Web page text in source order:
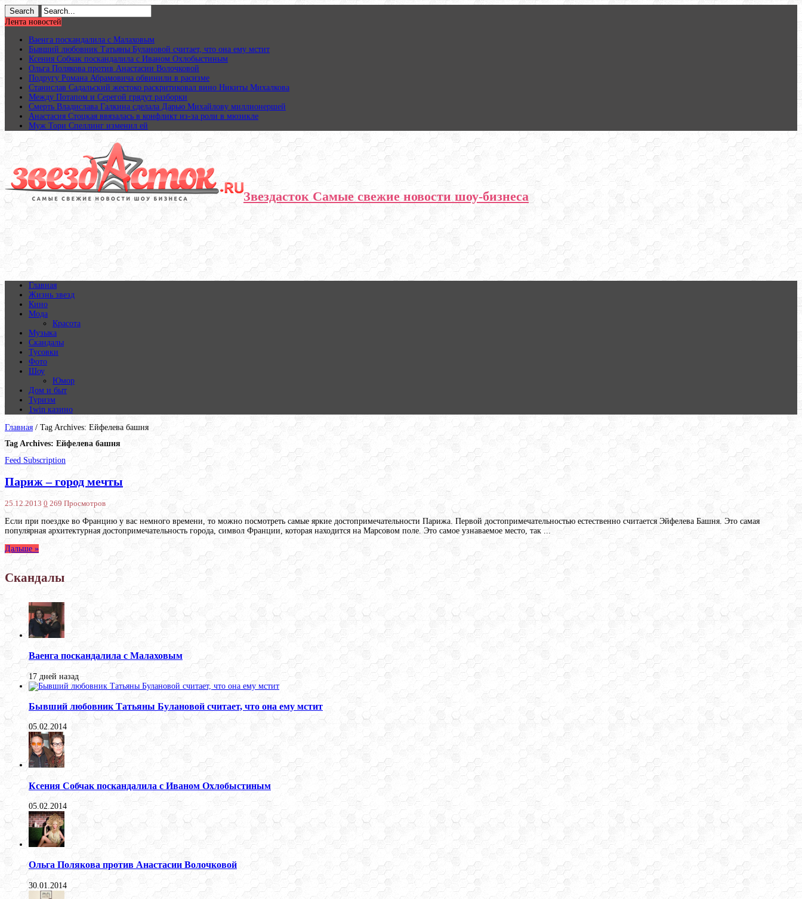
Лента новостей
Ваенга поскандалила с Малаховым
Бывший любовник Татьяны Булановой считает, что она ему мстит
Ксения Собчак поскандалила с Иваном Охлобыстиным
Ольга Полякова против Анастасии Волочковой
Подругу Романа Абрамовича обвинили в расизме
Станислав Садальский жестоко раскритиковал вино Никиты Михалкова
Между Потапом и Серегой грядут разборки
Смерть Владислава Галкина сделала Дарью Михайлову миллионершей
Анастасия Стоцкая ввязалась в конфликт из-за роли в мюзикле
Муж Тори Спеллинг изменил ей
Звездасток Самые свежие новости шоу-бизнеса
Главная
Жизнь звезд
Кино
Мода
Красота
Музыка
Скандалы
Тусовки
Фото
Шоу
Юмор
Дом и быт
Туризм
1win казино
Главная / Tag Archives: Ейфелева башня
Tag Archives: Ейфелева башня
Feed Subscription
Париж – город мечты
25.12.2013 0 269 Просмотров
Если при поездке во Францию у вас немного времени, то можно посмотреть самые яркие достопримечательности Парижа. Первой достопримечательностью естественно считается Эйфелева Башня. Это самая
популярная архитектурная достопримечательность города, символ Франции, которая находится на Марсовом поле. Это самое узнаваемое место, так ...
Дальше »
Скандалы
Ваенга поскандалила с Малаховым
17 дней назад
Бывший любовник Татьяны Булановой считает, что она ему мстит
05.02.2014
Ксения Собчак поскандалила с Иваном Охлобыстиным
05.02.2014
Ольга Полякова против Анастасии Волочковой
30.01.2014